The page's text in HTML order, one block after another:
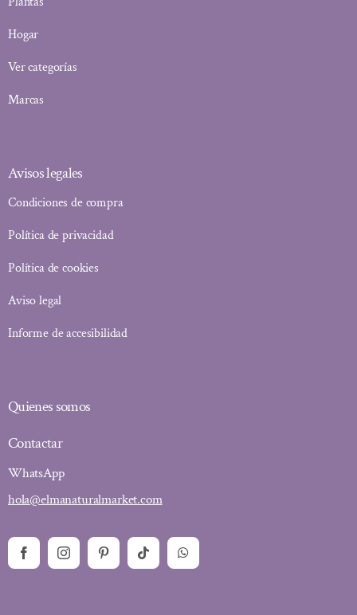
Hogar
Ver categorías
Marcas
Avisos legales
Condiciones de compra
Política de privacidad
Política de cookies
Aviso legal
Informe de accesibilidad
Quienes somos
Contactar
WhatsApp
hola@elmanaturalmarket.com